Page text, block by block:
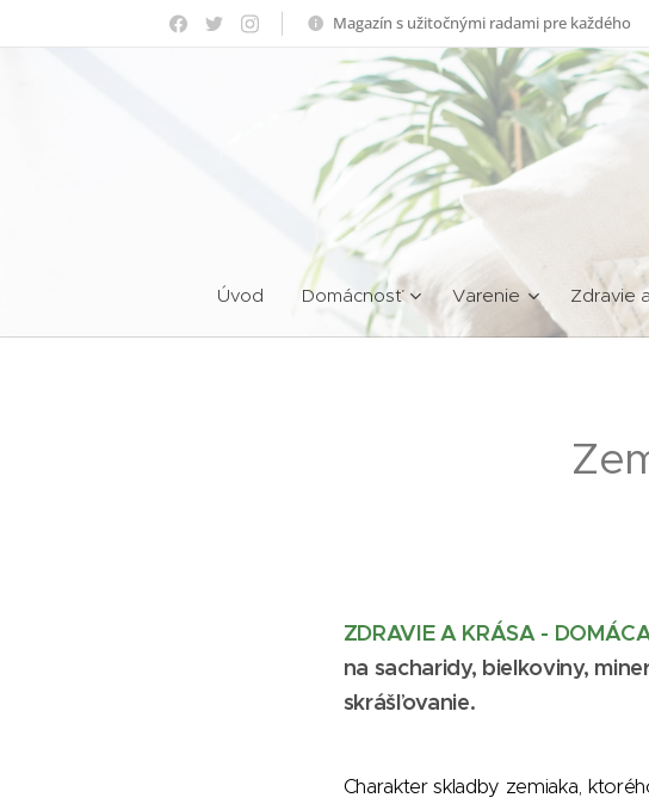
Magazín s užitočnými radami pre každého
Úvod Domácnosť Varenie Zdravie
ZDRAVIE A KRÁSA -
na sacharidy, bielkoviny,
skrášľovanie.
Charakter skladby zemiaka,